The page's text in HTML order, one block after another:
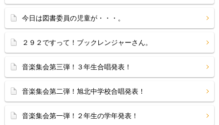
今日は図書委員の児童が・・・。
２９２ですって！ブックレンジャーさん。
音楽集会第三弾！３年生合唱発表！
音楽集会第二弾！旭北中学校合唱発表！
音楽集会第一弾！２年生の学年発表！